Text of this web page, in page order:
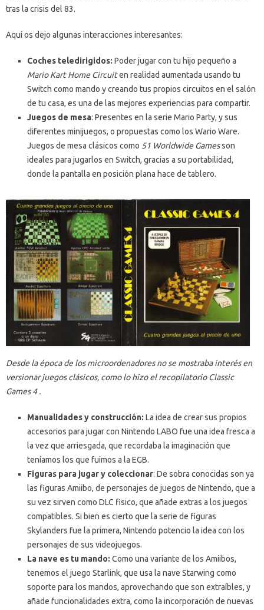
tras la crisis del 83.
Aquí os dejo algunas interacciones interesantes:
Coches teledirigidos: Poder jugar con tu hijo pequeño a
Mario Kart Home Circuiten realidad aumentada usando tu
Switch como mando y creando tus propios circuitos en el salón
de tu casa, es una de las mejores experiencias para compartir.
Juegos de mesa: Presentes en la serie Mario Party, y sus
diferentes minijuegos, o propuestas como los Wario Ware.
Juegos de mesa clásicos como 51 Worldwide Gamesson
ideales para jugarlos en Switch, gracias a su portabilidad,
donde la pantalla en posición plana hace de tablero.
Desde la época de los microordenadores no se mostraba interés en
versionar juegos clásicos, como lo hizo el recopilatorio Classic
Games 4 .
Manualidadesy construcción: La idea de crear sus propios
accesorios para jugar con Nintendo LABO fue una idea fresca a
la vez que arriesgada, que recordaba la imaginación que
teníamos los que fuimos a la EGB.
Figuras para jugar y coleccionar: De sobra conocidas son ya
las figuras Amiibo, de personajes de juegos de Nintendo, que a
su vez sirven como DLC fisico, que añade extras a los juegos
compatibles. Si bien es cierto que la serie de figuras
Skylanders fue la primera, Nintendo potencio la idea con los
personajes de sus videojuegos.
La nave es tu mando: Como una variante de los Amiibos,
tenemos el juego Starlink, que usa la nave Starwing como
soporte para los mandos, aprovechando que son extraíbles, y
añade funcionalidades extra, como la incorporación de nuevas